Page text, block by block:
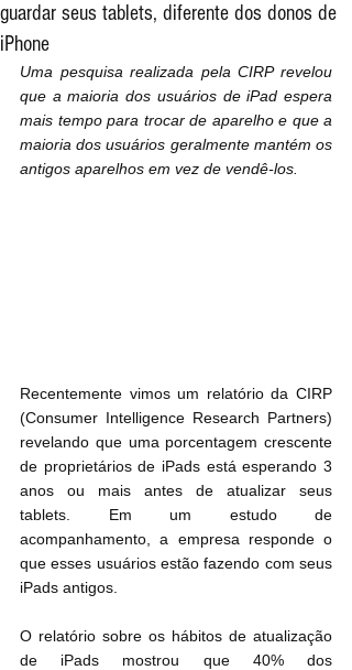
guardar seus tablets, diferente dos donos de
iPhone
Uma pesquisa realizada pela CIRP revelou
que a maioria dos usuários de iPad espera
mais tempo para trocar de aparelho e que a
maioria dos usuários geralmente mantém os
antigos aparelhos em vez de vendê-los.
Recentemente vimos um relatório da CIRP
(Consumer Intelligence Research Partners)
revelando que uma porcentagem crescente
de proprietários de iPads está esperando 3
anos ou mais antes de atualizar seus
tablets. Em um estudo de
acompanhamento, a empresa responde o
que esses usuários estão fazendo com seus
iPads antigos.
O relatório sobre os hábitos de atualização
de iPads mostrou que 40% dos